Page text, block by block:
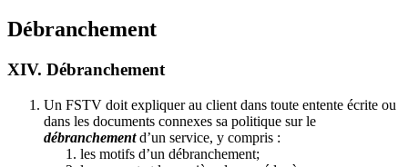
Débranchement
XIV. Débranchement
Un FSTV doit expliquer au client dans toute entente écrite ou
dans les documents connexes sa politique sur le
débranchementd’un service, y compris :
les motifs d’un débranchement;